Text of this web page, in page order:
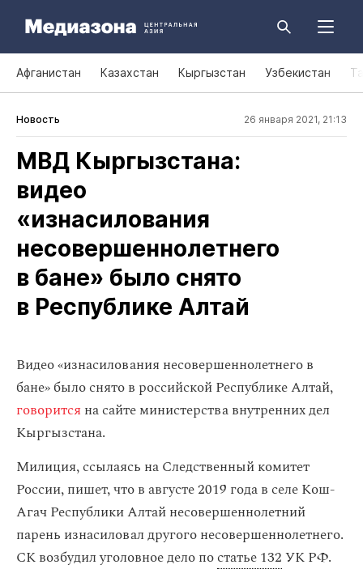
Афганистан Казахстан Кыргызстан Узбекистан
Новость 26 января 2021, 21:13
МВД Кыргызстана:
видео
«изнасилования
несовершеннолетнего
в бане» было снято
в Республике Алтай
Видео «изнасилования несовершеннолетнего в
бане» было снято в российской Республике Алтай,
говорится на сайте министерства внутренних дел
Кыргызстана.
Милиция, ссылаясь на Следственный комитет
России, пишет, что в августе 2019 года в селе Кош-
Агач Республики Алтай несовершеннолетний
парень изнасиловал другого несовершеннолетнего.
СК возбудил уголовное дело постатье 132УК РФ.